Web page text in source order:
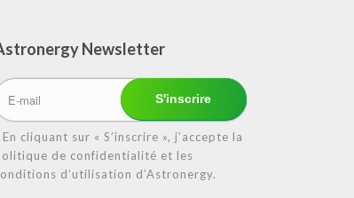
Newsletter
En cliquant sur « S’inscrire », j’accepte la
de confidentialité et les
d’utilisation d’Astronergy.